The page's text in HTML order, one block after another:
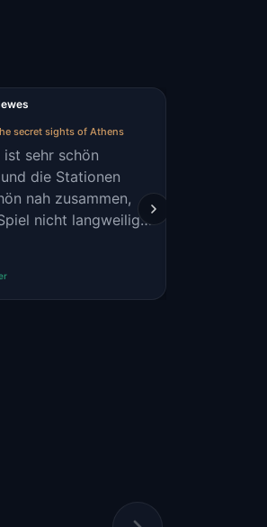
secret sights of Athens
ist sehr schön
die Stationen
nah zusammen,
nicht langweilig
fehlen noch
nach dem Lösen
Daumen hoch.